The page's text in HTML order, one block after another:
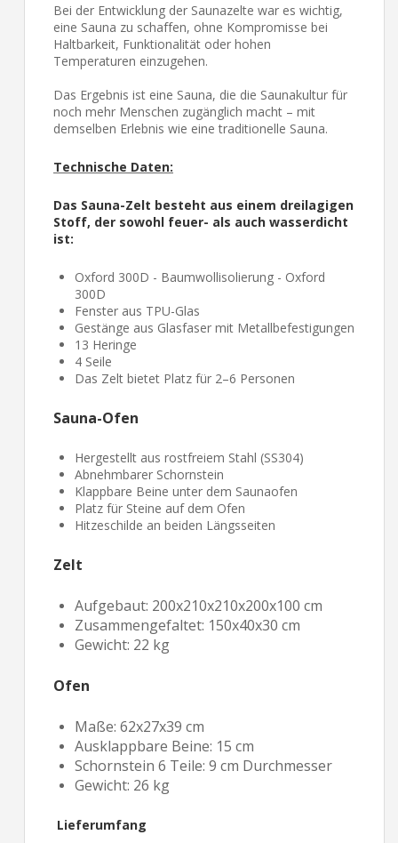
Bei der Entwicklung der Saunazelte war es wichtig,
eine Sauna zu schaffen, ohne Kompromisse bei
Haltbarkeit, Funktionalität oder hohen
Temperaturen einzugehen.
Das Ergebnis ist eine Sauna, die die Saunakultur für
noch mehr Menschen zugänglich macht – mit
demselben Erlebnis wie eine traditionelle Sauna.
Technische Daten:
Das Sauna-Zelt besteht aus einem dreilagigen
Stoff, der sowohl feuer- als auch wasserdicht
ist:
Oxford 300D - Baumwollisolierung - Oxford
300D
Fenster aus TPU-Glas
Gestänge aus Glasfaser mit Metallbefestigungen
13 Heringe
4 Seile
Das Zelt bietet Platz für 2–6 Personen
Sauna-Ofen
Hergestellt aus rostfreiem Stahl (SS304)
Abnehmbarer Schornstein
Klappbare Beine unter dem Saunaofen
Platz für Steine auf dem Ofen
Hitzeschilde an beiden Längsseiten
Zelt
Aufgebaut: 200x210x210x200x100 cm
Zusammengefaltet: 150x40x30 cm
Gewicht: 22 kg
Ofen
Maße: 62x27x39 cm
Ausklappbare Beine: 15 cm
Schornstein 6 Teile: 9 cm Durchmesser
Gewicht: 26 kg
Lieferumfang